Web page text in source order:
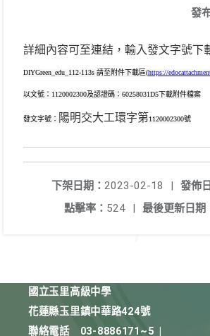
發
詳細內容可至連結，輸入發文字號下
DIYGreen_edu_112-113s 請至附件下載區(https://
以文號： 1120002300及認證碼： 60258031D5下載附件檔案
發文字號： 陽明交大工環字第1120002300號
發佈
下架日期： 2023-02-18
|
最後更新日期
點擊率： 524 |
國立玉里高級中學
花蓮縣玉里鎮中華路424號
聯絡電話
03-8886171~5